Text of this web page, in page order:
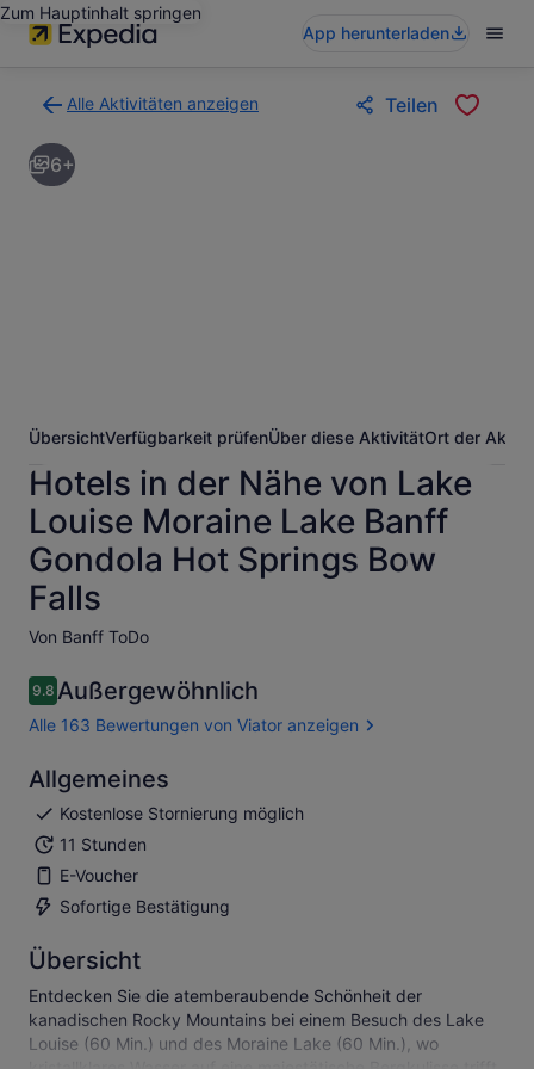
Zum Hauptinhalt springen
App herunterladen
Alle Aktivitäten anzeigen
zur
Ergebnisseite
für
Teilen
6+
ÜbersichtVerfügbarkeit prüfenÜber diese AktivitätOrt der
Hotels in der Nähe von Lake
Louise Moraine Lake Banff
Gondola Hot Springs Bow
Falls
Von Banff ToDo
9.89.8 von 10
Außergewöhnlich
Alle 163 Bewertungen von Viator anzeigen
Allgemeines
Kostenlose Stornierung möglich
11 Stunden
E-Voucher
Sofortige Bestätigung
Übersicht
Entdecken Sie die atemberaubende Schönheit der
kanadischen Rocky Mountains bei einem Besuch des Lake
Louise (60 Min.) und des Moraine Lake (60 Min.), wo